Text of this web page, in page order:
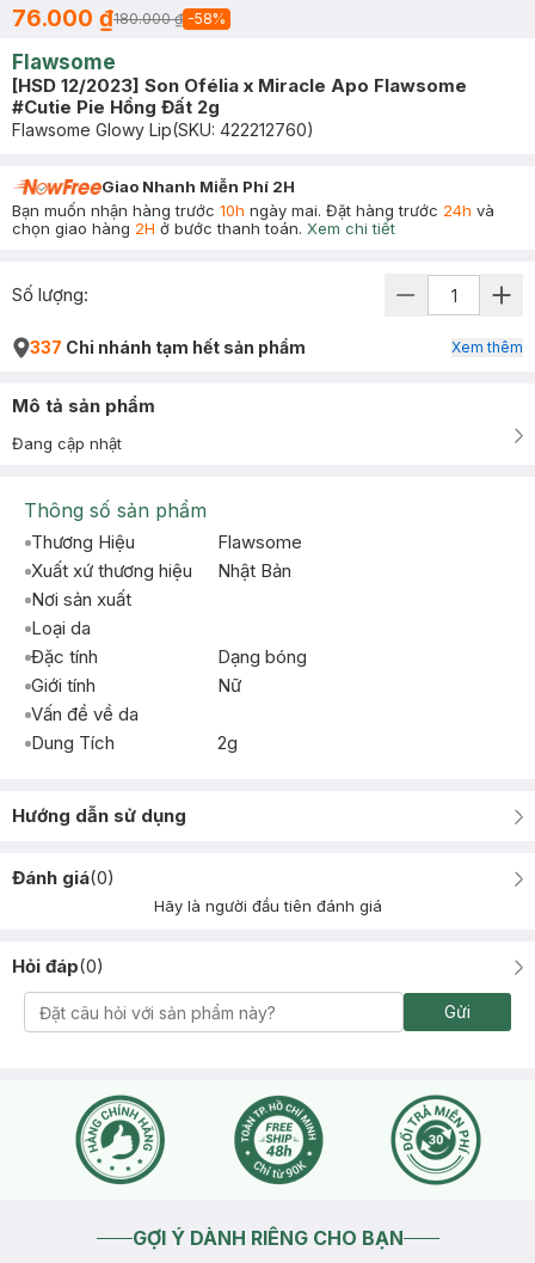
76.000 ₫180.000 ₫ -58%
Flawsome
[HSD 12/2023] Son Ofélia x Miracle Apo Flawsome
#Cutie Pie Hồng Đất 2g
Flawsome Glowy Lip(SKU: 422212760)
Giao Nhanh Miễn Phí 2H
Bạn muốn nhận hàng trước 10h ngày mai. Đặt hàng trước 24h và
chọn giao hàng 2H ở bước thanh toán. Xem chi tiết
Số lượng:
337 Chi nhánh tạm hết sản phẩm Xem thêm
Mô tả sản phẩm
Đang cập nhật
Thông số sản phẩm
Thương Hiệu
Flawsome
Xuất xứ thương hiệu
Nhật Bản
Nơi sản xuất
Loại da
Đặc tính
Dạng bóng
Giới tính
Nữ
Vấn đề về da
Dung Tích
2g
Hướng dẫn sử dụng
Đánh giá(0)
Hãy là người đầu tiên đánh giá
Hỏi đáp(0)
Gửi
GỢI Ý DÀNH RIÊNG CHO BẠN